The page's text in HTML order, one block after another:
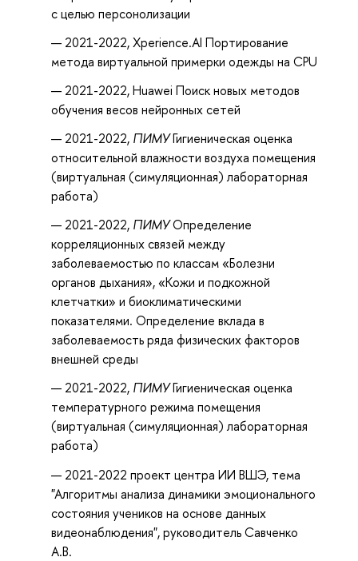
с целью персонолизации
2021-2022,Xperience.AI Портирование
метода виртуальной примерки одежды на CPU
2021-2022,Huawei Поиск новых методов
обучения весов нейронных сетей
2021-2022, ПИМУГигиеническая оценка
относительной влажности воздуха помещения
(виртуальная (симуляционная) лабораторная
работа)
2021-2022, ПИМУОпределение
корреляционных связей между
заболеваемостью по классам «Болезни
органов дыхания», «Кожи и подкожной
клетчатки» и биоклиматическими
показателями. Определение вклада в
заболеваемость ряда физических факторов
внешней среды
2021-2022, ПИМУГигиеническая оценка
температурного режима помещения
(виртуальная (симуляционная) лабораторная
работа)
Пожалуйста,
забудьте
Ничагина
А.В.
РОЛЬ
ПРОЕКТНОЙ
ДЕЯТЕЛЬНОСТИ
2021-2022 проект центра ИИ ВШЭ, тема
"Алгоритмы анализа динамики эмоционального
состояния учеников на основе данных
видеонаблюдения", руководитель Савченко
А.В.